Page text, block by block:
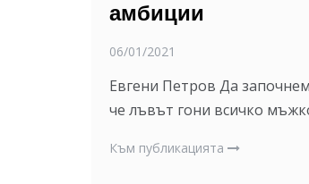
амбиции
06/01/2021
Евгени Петров Да
че лъвът гони всичко
Към публикацията